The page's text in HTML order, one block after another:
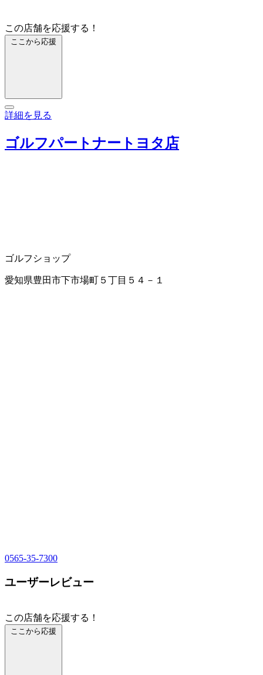
この店舗を応援する！
ここから応援
詳細を見る
ゴルフパートナートヨタ店
ゴルフショップ
愛知県豊田市下市場町５丁目５４－１
0565-35-7300
ユーザーレビュー
この店舗を応援する！
ここから応援